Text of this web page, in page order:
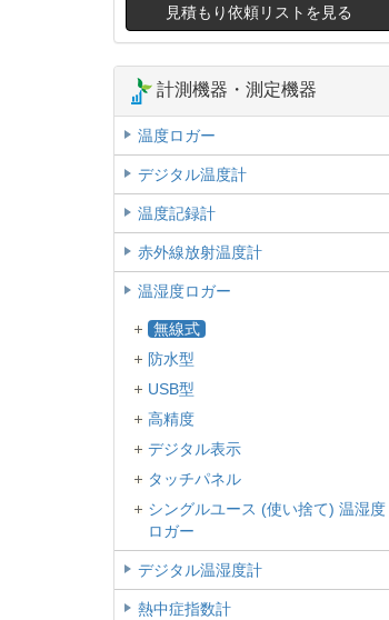
見積もり依頼リストを見る
計測機器・測定機器
温度ロガー
デジタル温度計
温度記録計
赤外線放射温度計
温湿度ロガー
無線式
防水型
USB型
高精度
デジタル表示
タッチパネル
シングルユース (使い捨て) 温湿度
ロガー
デジタル温湿度計
熱中症指数計